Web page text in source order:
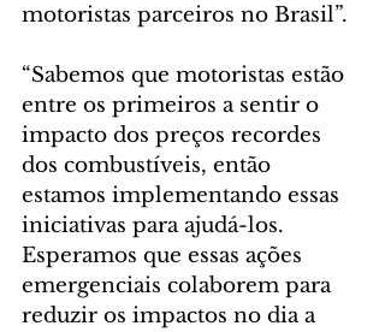
motoristas parceiros no Brasil”.
“Sabemos que motoristas estão
entre os primeiros a sentir o
impacto dos preços recordes
dos combustíveis, então
estamos implementando essas
iniciativas para ajudá-los.
Esperamos que essas ações
emergenciais colaborem para
reduzir os impactos no dia a